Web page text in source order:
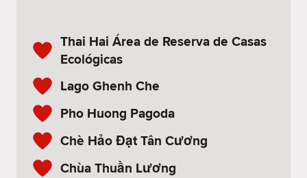
Thai Hai Área de Reserva de Casas
Ecológicas
Lago Ghenh Che
Pho Huong Pagoda
Chè Hảo Đạt Tân Cương
Chùa Thuần Lương